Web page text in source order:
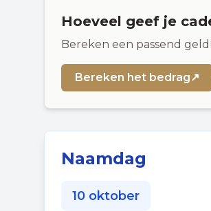
Hoeveel geef je
Bereken een passend
Bereken het bedrag↗
Naamdag
10 oktober